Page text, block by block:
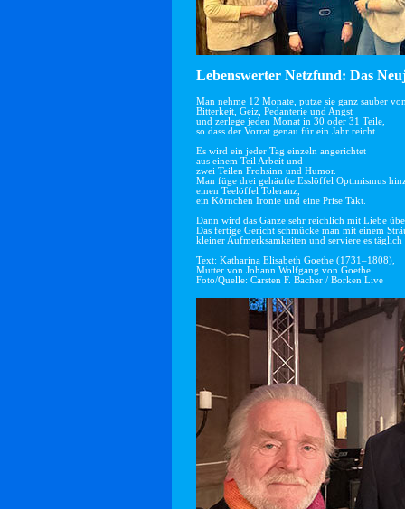
Lebenswerter Netzfund: Das
Man nehme 12 Monate, putze sie ganz sauber
Bitterkeit, Geiz, Pedanterie und Angst
und zerlege jeden Monat in 30 oder 31 Teile,
so dass der Vorrat genau für ein Jahr reicht.
Es wird ein jeder Tag einzeln angerichtet
aus einem Teil Arbeit und
zwei Teilen Frohsinn und Humor.
Man füge drei gehäufte Esslöffel Optimismus
einen Teelöffel Toleranz,
ein Körnchen Ironie und eine Prise Takt.
Dann wird das Ganze sehr reichlich mit Liebe
Das fertige Gericht schmücke man mit einem
kleiner Aufmerksamkeiten und serviere es
Text: Katharina Elisabeth Goethe (1731–1808),
Mutter von Johann Wolfgang von Goethe
Foto/Quelle: Carsten F. Bacher / Borken Live